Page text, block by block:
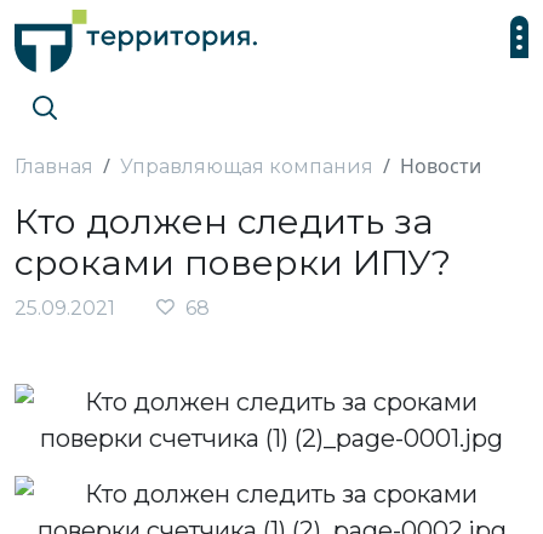
Главная Управляющая компания Новости
Кто должен следить за
сроками поверки ИПУ?
25.09.2021 68